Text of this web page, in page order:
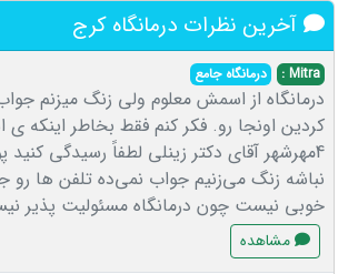
آخرین نظرات درمانگاه کرج
Mitra : درمانگاه جامع
درمانگاه از اسمش معلوم ولی زنگ میزنم
کردین اونجا رو. فکر کنم فقط بخاطر اینکه ی
4مهرشهر آقای دکتر زینلی لطفاً رسیدگی کنید
نباشه زنگ می‌زنیم جواب نمی‌ده تلفن ها رو
خوبی نیست چون درمانگاه مسئولیت پذیر
مشاهده